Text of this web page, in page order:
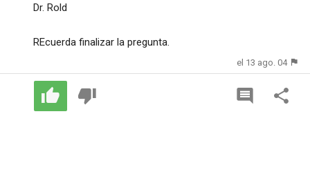
Dr. Rold
REcuerda finalizar la pregunta.
el 13 ago. 04